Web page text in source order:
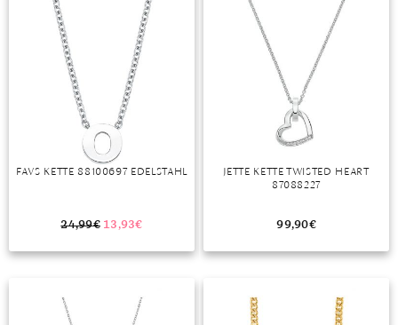
FAVS KETTE 88100697 EDELSTAHL
24,99€ 13,93€
JETTE KETTE TWISTED HEART
87088227
99,90€